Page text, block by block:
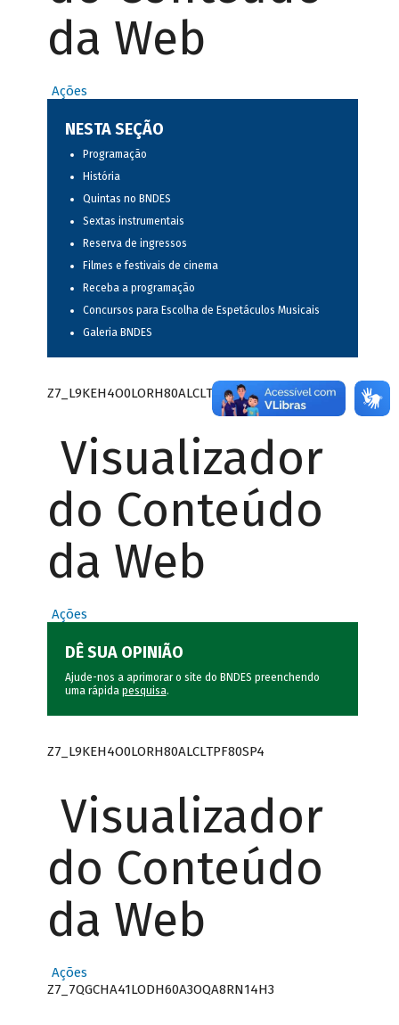
da Web
Ações
NESTA SEÇÃO
Programação
História
Quintas no BNDES
Sextas instrumentais
Reserva de ingressos
Filmes e festivais de cinema
Receba a programação
Concursos para Escolha de Espetáculos Musicais
Galeria BNDES
Z7_L9KEH4O0LORH80ALCLTPF80S97
Visualizador
do Conteúdo
da Web
Ações
DÊ SUA OPINIÃO
Ajude-nos a aprimorar o site do BNDES preenchendo
uma rápida pesquisa.
Z7_L9KEH4O0LORH80ALCLTPF80SP4
Visualizador
do Conteúdo
da Web
Ações
Z7_7QGCHA41LODH60A3OQA8RN14H3